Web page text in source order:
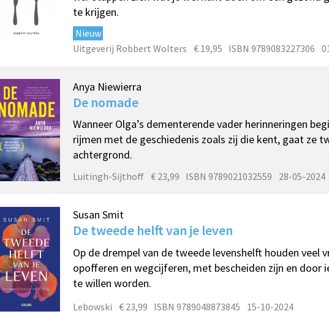
te krijgen.
Nieuw
Uitgeverij Robbert Wolters € 19,95 ISBN 9789083227306
Anya Niewierra
De nomade
Wanneer Olga’s dementerende vader herinneringen
rijmen met de geschiedenis zoals zij die kent, gaat ze
achtergrond.
Luitingh-Sijthoff € 23,99 ISBN 9789021032559 28-05-2024
Susan Smit
De tweede helft van je leven
Op de drempel van de tweede levenshelft houden veel
opofferen en wegcijferen, met bescheiden zijn en door
te willen worden.
Lebowski € 23,99 ISBN 9789048873845 15-10-2024